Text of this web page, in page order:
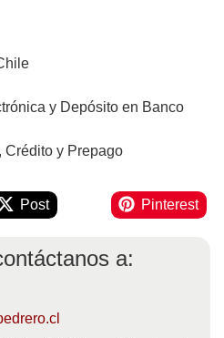
y Depósito en Banco
Crédito y Prepago
Post Pinterest
a: